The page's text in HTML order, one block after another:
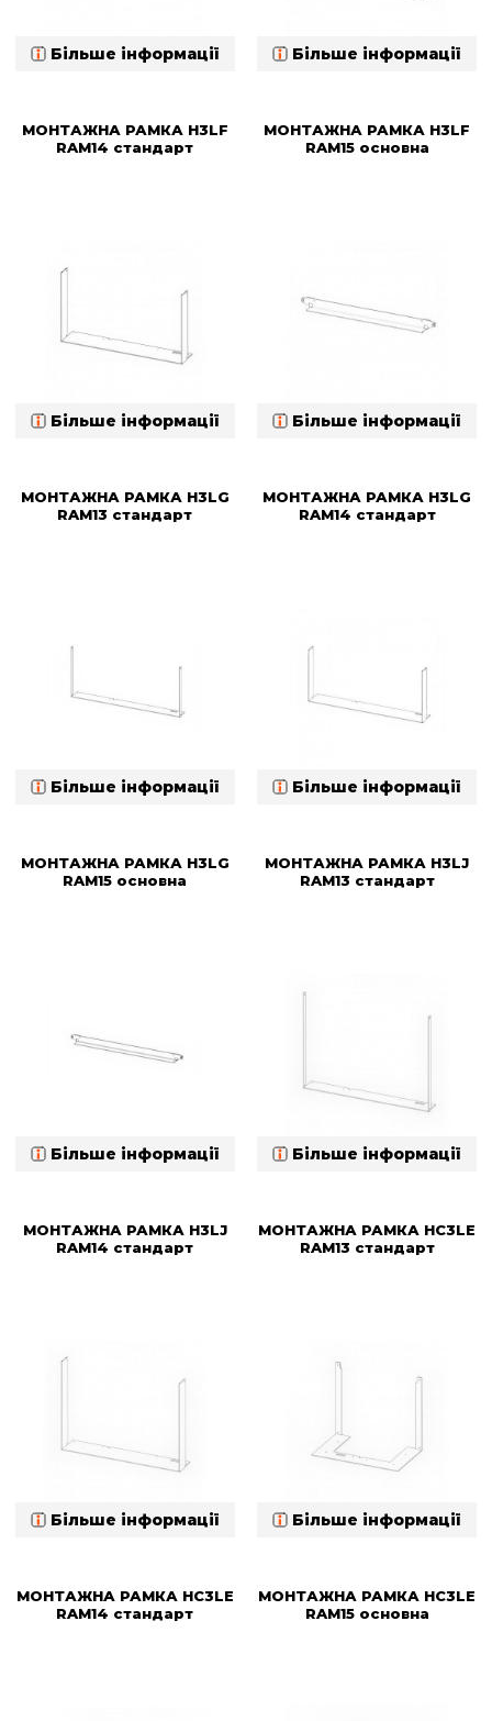
Більше інформації Більше інформації
МОНТАЖНА РАМКА H3LF
RAM14 стандарт
Більше інформації
МОНТАЖНА РАМКА H3LF
RAM15 основна
Більше інформації
МОНТАЖНА РАМКА H3LG
RAM13 стандарт
Більше інформації
МОНТАЖНА РАМКА H3LG
RAM14 стандарт
Більше інформації
МОНТАЖНА РАМКА H3LG
RAM15 основна
Більше інформації
МОНТАЖНА РАМКА H3LJ
RAM13 стандарт
Більше інформації
МОНТАЖНА РАМКА H3LJ
RAM14 стандарт
Більше інформації
МОНТАЖНА РАМКА HC3LE
RAM13 стандарт
Більше інформації
МОНТАЖНА РАМКА HC3LE
RAM14 стандарт
МОНТАЖНА РАМКА HC3LE
RAM15 основна